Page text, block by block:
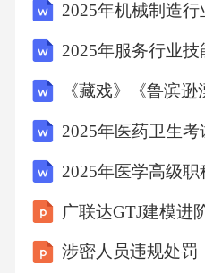
《藏戏》《鲁滨
广联达GTJ建模进
涉密人员违规处罚